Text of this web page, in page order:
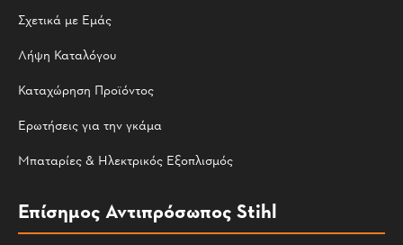
Σχετικά με Εμάς
Λήψη Καταλόγου
Καταχώρηση Προϊόντος
Ερωτήσεις για την γκάμα
Μπαταρίες & Ηλεκτρικός Εξοπλισμός
Επίσημος Αντιπρόσωπος Stihl